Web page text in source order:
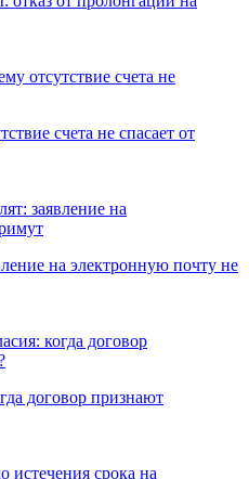
счета не спасает от
на электронную почту не
договор признают